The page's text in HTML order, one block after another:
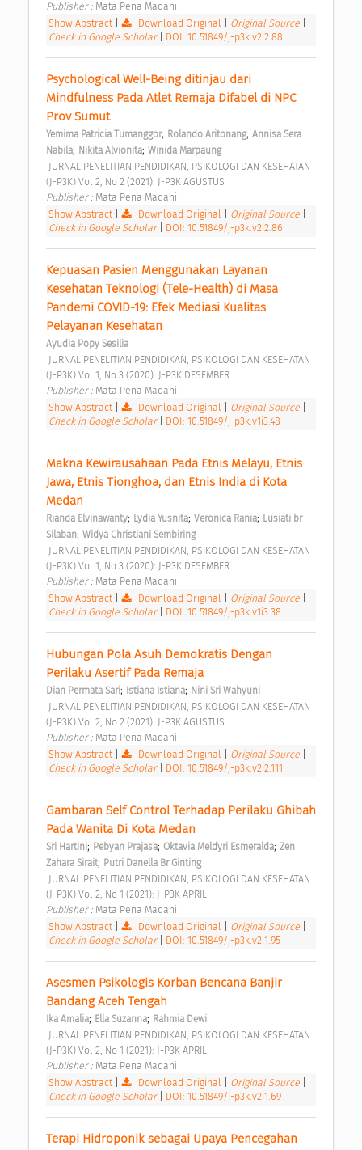
Publisher : Mata Pena Madani
Show Abstract
Download Original Original Source
Check in Google Scholar
DOI: 10.51849/j-p3k.v2i2.88
Psychological Well-Being ditinjau dari
Mindfulness Pada Atlet Remaja Difabel di NPC
Prov Sumut
Yemima Patricia Tumanggor; Rolando Aritonang; Annisa Sera
Nabila; Nikita Alvionita; Winida Marpaung
(J-P3K) Vol 2, No 2 (2021): J-P3K AGUSTUS
Publisher : Mata Pena Madani
Show Abstract
Download Original Original Source
Check in Google Scholar
DOI: 10.51849/j-p3k.v2i2.86
Kepuasan Pasien Menggunakan Layanan
Kesehatan Teknologi (Tele-Health) di Masa
Pandemi COVID-19: Efek Mediasi Kualitas
Pelayanan Kesehatan
Ayudia Popy Sesilia
(J-P3K) Vol 1, No 3 (2020): J-P3K DESEMBER
Publisher : Mata Pena Madani
Show Abstract
Download Original Original Source
Check in Google Scholar
DOI: 10.51849/j-p3k.v1i3.48
Makna Kewirausahaan Pada Etnis Melayu, Etnis
Jawa, Etnis Tionghoa, dan Etnis India di Kota
Medan
Rianda Elvinawanty; Lydia Yusnita; Veronica Rania; Lusiati br
Silaban; Widya Christiani Sembiring
(J-P3K) Vol 1, No 3 (2020): J-P3K DESEMBER
Publisher : Mata Pena Madani
Show Abstract
Download Original Original Source
Check in Google Scholar
DOI: 10.51849/j-p3k.v1i3.38
Hubungan Pola Asuh Demokratis Dengan
Perilaku Asertif Pada Remaja
Dian Permata Sari; Istiana Istiana; Nini Sri Wahyuni
(J-P3K) Vol 2, No 2 (2021): J-P3K AGUSTUS
Publisher : Mata Pena Madani
Show Abstract
Download Original Original Source
Check in Google Scholar
DOI: 10.51849/j-p3k.v2i2.111
Gambaran Self Control Terhadap Perilaku Ghibah
Pada Wanita Di Kota Medan
Sri Hartini; Pebyan Prajasa; Oktavia Meldyri Esmeralda; Zen
Zahara Sirait; Putri Danella Br Ginting
(J-P3K) Vol 2, No 1 (2021): J-P3K APRIL
Publisher : Mata Pena Madani
Show Abstract
Download Original Original Source
Check in Google Scholar
DOI: 10.51849/j-p3k.v2i1.95
Asesmen Psikologis Korban Bencana Banjir
Bandang Aceh Tengah
Ika Amalia; Ella Suzanna; Rahmia Dewi
(J-P3K) Vol 2, No 1 (2021): J-P3K APRIL
Publisher : Mata Pena Madani
Show Abstract
Download Original Original Source
Check in Google Scholar
DOI: 10.51849/j-p3k.v2i1.69
Terapi Hidroponik sebagai Upaya Pencegahan